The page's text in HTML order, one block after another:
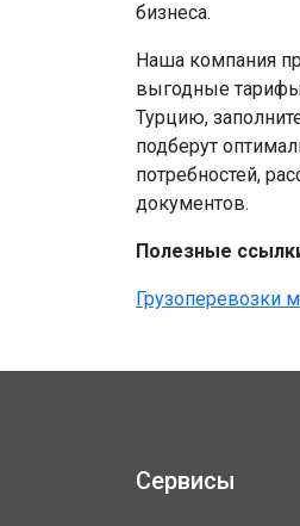
бизнеса.
Наша компания
выгодные тарифы
Турцию,
подберут
потребностей,
документов.
Полезные
Грузоперевозки
Сервисы